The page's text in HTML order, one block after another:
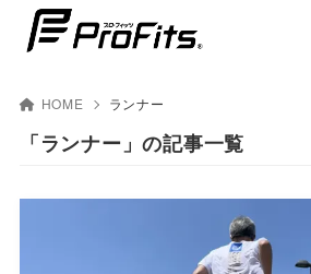
HOME ランナー
「ランナー」の記事一覧